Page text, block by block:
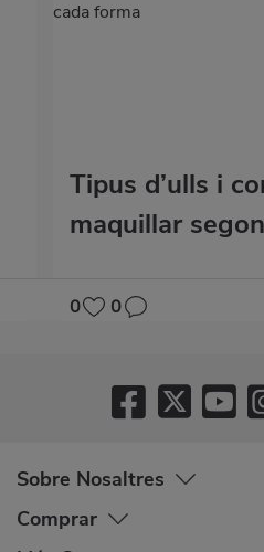
Tipus d’ulls i
maquillar
0 0
Sobre Nosaltres
Comprar